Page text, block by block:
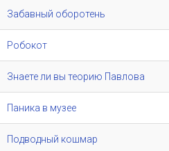
Забавный оборотень
Робокот
Знаете ли вы теорию Павлова
Паника в музее
Подводный кошмар